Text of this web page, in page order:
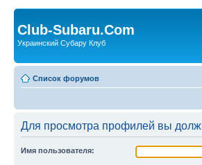
Club-Subaru.Com
Украинский Субару Клуб
Список форумов
Для просмотра профилей вы
Имя пользователя: